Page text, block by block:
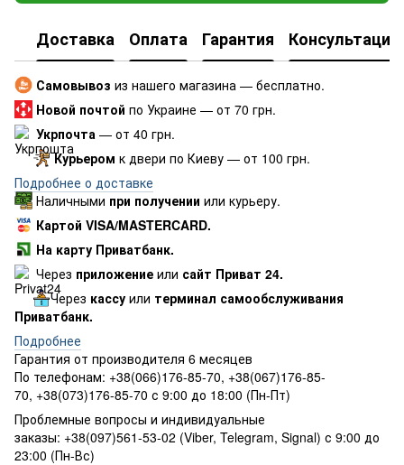
Доставка Оплата Гарантия Консультация
Самовывоз из нашего магазина — бесплатно.
Новой почтой по Украине — от 70 грн.
Укрпочта — от 40 грн.
Курьером к двери по Киеву — от 100 грн.
Подробнее о доставке
Наличными при получении или курьеру.
Картой VISA/MASTERCARD.
На карту Приватбанк.
Через приложение или сайт Приват 24.
Через кассу или терминал самообслуживания
Приватбанк.
Подробнее
Гарантия от производителя 6 месяцев
По телефонам: +38(066)176-85-70, +38(067)176-85-
70, +38(073)176-85-70 с 9:00 до 18:00 (Пн-Пт)
Проблемные вопросы и индивидуальные
заказы: +38(097)561-53-02 (Viber, Telegram, Signal) с 9:00 до
23:00 (Пн-Вс)